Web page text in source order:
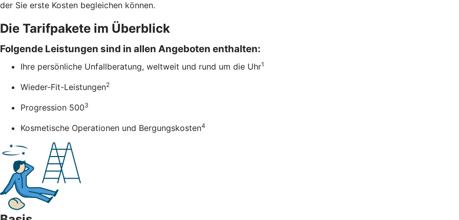
der Sie erste Kosten begleichen können.
Die Tarifpakete im Überblick
Folgende Leistungen sind in allen Angeboten enthalten:
Ihre persönliche Unfallberatung, weltweit und rund um die Uhr1
Wieder-Fit-Leistungen2
Progression 5003
Kosmetische Operationen und Bergungskosten4